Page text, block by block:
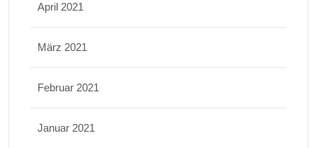
April 2021
März 2021
Februar 2021
Januar 2021